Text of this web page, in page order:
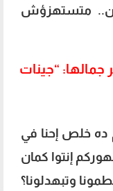
متستهزؤش
“جينات
ده خلص إحنا في
إنتوا كمان
وتبهدلونا؟